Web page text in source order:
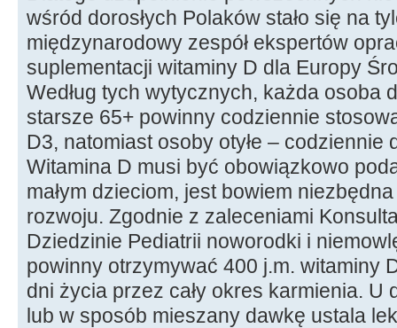
wśród dorosłych Polaków stało się na
międzynarodowy zespół ekspertów
suplementacji witaminy D dla Europy
Według tych wytycznych, każda osoba
starsze 65+ powinny codziennie
D3, natomiast osoby otyłe – codziennie
Witamina D musi być obowiązkowo
małym dzieciom, jest bowiem
rozwoju. Zgodnie z zaleceniami
Dziedzinie Pediatrii noworodki i
powinny otrzymywać 400 j.m. witaminy
dni życia przez cały okres karmienia.
lub w sposób mieszany dawkę ustala